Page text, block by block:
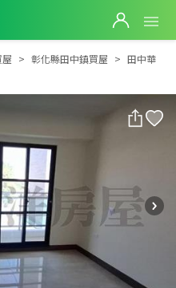
田中華志福庭全新車墅
彰化縣田中鎮買屋
田中華